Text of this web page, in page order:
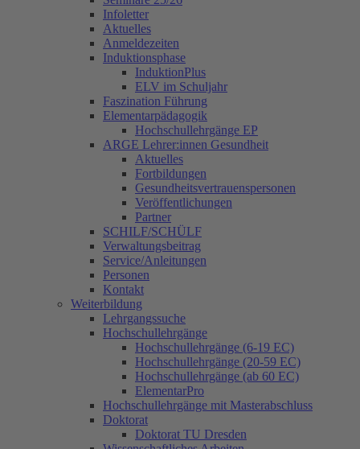
Infoletter
Aktuelles
Anmeldezeiten
Induktionsphase
InduktionPlus
ELV im Schuljahr
Faszination Führung
Elementarpädagogik
Hochschullehrgänge EP
ARGE Lehrer:innen Gesundheit
Aktuelles
Fortbildungen
Gesundheitsvertrauenspersonen
Veröffentlichungen
Partner
SCHILF/SCHÜLF
Verwaltungsbeitrag
Service/Anleitungen
Personen
Kontakt
Weiterbildung
Lehrgangssuche
Hochschullehrgänge
Hochschullehrgänge (6-19 EC)
Hochschullehrgänge (20-59 EC)
Hochschullehrgänge (ab 60 EC)
ElementarPro
Hochschullehrgänge mit Masterabschluss
Doktorat
Doktorat TU Dresden